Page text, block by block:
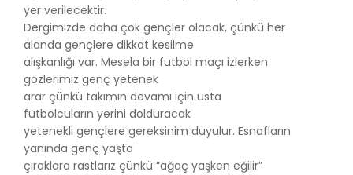
yer verilecektir.
Dergimizde daha çok gençler olacak, çünkü her
alanda gençlere dikkat kesilme
alışkanlığı var. Mesela bir futbol maçı izlerken
gözlerimiz genç yetenek
arar çünkü takımın devamı için usta
futbolcuların yerini dolduracak
yetenekli gençlere gereksinim duyulur. Esnafların
yanında genç yaşta
çıraklara rastlarız çünkü “ağaç yaşken eğilir”